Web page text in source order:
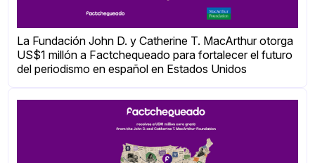
La Fundación John D. y Catherine T. MacArthur otorga
US$1 millón a Factchequeado para fortalecer el futuro
del periodismo en español en Estados Unidos